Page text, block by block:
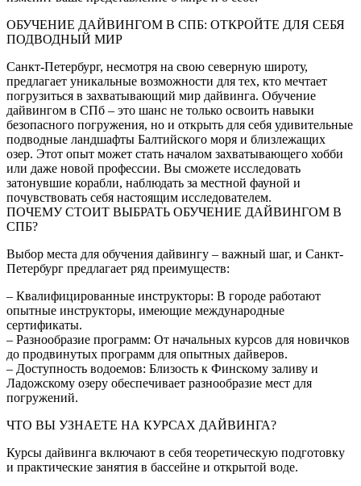
ОБУЧЕНИЕ ДАЙВИНГОМ В СПБ: ОТКРОЙТЕ ДЛЯ СЕБЯ
ПОДВОДНЫЙ МИР
Санкт-Петербург, несмотря на свою северную широту,
предлагает уникальные возможности для тех, кто мечтает
погрузиться в захватывающий мир дайвинга. Обучение
дайвингом в СПб – это шанс не только освоить навыки
безопасного погружения, но и открыть для себя удивительные
подводные ландшафты Балтийского моря и близлежащих
озер. Этот опыт может стать началом захватывающего хобби
или даже новой профессии. Вы сможете исследовать
затонувшие корабли, наблюдать за местной фауной и
почувствовать себя настоящим исследователем.
ПОЧЕМУ СТОИТ ВЫБРАТЬ ОБУЧЕНИЕ ДАЙВИНГОМ В
СПБ?
Выбор места для обучения дайвингу – важный шаг, и Санкт-
Петербург предлагает ряд преимуществ:
– Квалифицированные инструкторы: В городе работают
опытные инструкторы, имеющие международные
сертификаты.
– Разнообразие программ: От начальных курсов для новичков
до продвинутых программ для опытных дайверов.
– Доступность водоемов: Близость к Финскому заливу и
Ладожскому озеру обеспечивает разнообразие мест для
погружений.
ЧТО ВЫ УЗНАЕТЕ НА КУРСАХ ДАЙВИНГА?
Курсы дайвинга включают в себя теоретическую подготовку
и практические занятия в бассейне и открытой воде.